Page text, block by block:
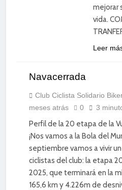
mejorar
vida.
Leer
CICLISMO
CARRETERA
DIVERSIÓN
Navacerrada
Club Ciclista Solidario
meses atrás
0 3
Perfil de la 20 etapa de la
¡Nos vamos a la Bola del
septiembre vamos a vivir
ciclistas del club: la etapa
2025, que terminará en la
165,6 km y 4.226m de